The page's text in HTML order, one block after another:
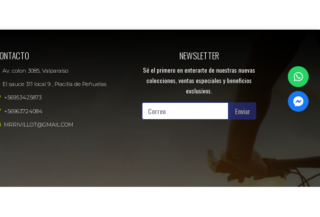
Av. colon 3085, Valparaíso
El sauce 311 local 9 , Placilla de Peñuelas
+56953425873
+56963724084
MRRIVILLOT@GMAIL.COM
NEWSLETTER
Sé el primero en enterarte de nuestras nuevas
colecciones, ventas especiales y beneficios
exclusivos.
Enviar